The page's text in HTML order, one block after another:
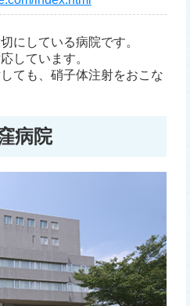
にしている病院です。
しています。
ても、硝子体注射をおこな
病院